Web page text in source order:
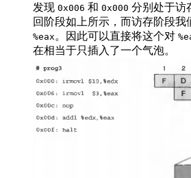
发现 0x006 和 0x000 分别处于访
回阶段如上所示，而访存阶段我
%eax 。因此可以直接将这个对
在相当于只插入了一个气泡。